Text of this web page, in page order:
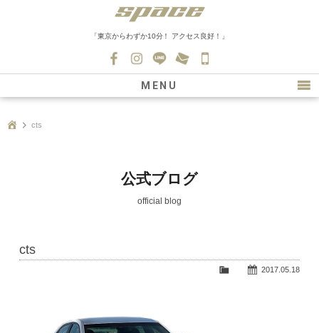
「東京からわずか10分！ アクセス良好！」
0139
MENU
新車情報
在庫車情報
cts
公式ブログ
official blog
cts
2017.05.18